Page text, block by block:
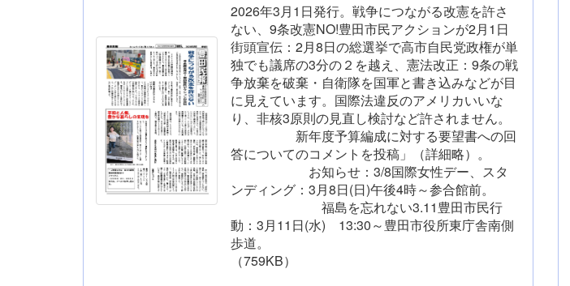
2026年3月1日発行。戦争につながる改憲を許さ
ない、9条改憲NO!豊田市民アクションが2月1日
街頭宣伝：2月8日の総選挙で高市自民党政権が単
独でも議席の3分の２を越え、憲法改正：9条の戦
争放棄を破棄・自衛隊を国軍と書き込みなどが目
に見えています。国際法違反のアメリカいいな
り、非核3原則の見直し検討など許されません。
新年度予算編成に対する要望書への回
答についてのコメントを投稿」（詳細略）。
お知らせ：3/8国際女性デー、スタ
ンディング：3月8日(日)午後4時～参合館前。
福島を忘れない3.11豊田市民行
動：3月11日(水) 13:30～豊田市役所東庁舎南側
歩道。
（759KB）